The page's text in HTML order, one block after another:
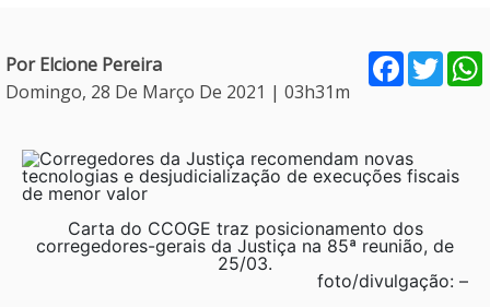
Por Elcione Pereira
Domingo, 28 De Março De 2021 | 03h31m
Facebook
Carta do CCOGE traz posicionamento dos
corregedores-gerais da Justiça na 85ª reunião, de
25/03.
foto/divulgação: –